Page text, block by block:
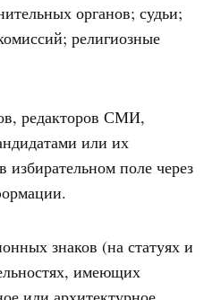
органов; судьи;
религиозные
редакторов СМИ,
или их
поле через
знаков (на статуях и
имеющих